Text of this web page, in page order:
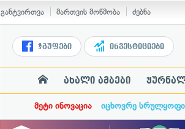
განტვირთვა მართვის მოწმობა ძებნა
ჯგუფები ინვესტიციები
ახალი ამბები
მეტი ინოვაცია იცხოვრე